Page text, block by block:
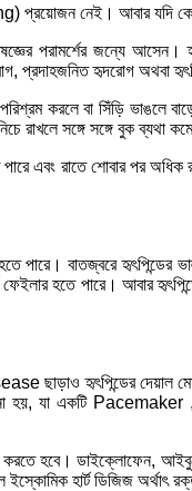
প্রয়োজন নেই। আবার যদি
পরামর্শের জন্যে
হৃদরোগ অথবা
করলে বা সিঁড়ি ভাঙলে
রাখলে সঙ্গে সঙ্গে বুক ব্যথা
পারে এবং রাতে শোবার পর
পারে। বাতজ্বরে
ফেইলার হতে পারে। আবার
হৃৎপিন্ডের দেয়াল
যা একটি Pacemaker , এর
করতে হবে। ডাইক্লোফেন,
ইস্কোমিক হার্ট ডিজিজ অর্থাৎ